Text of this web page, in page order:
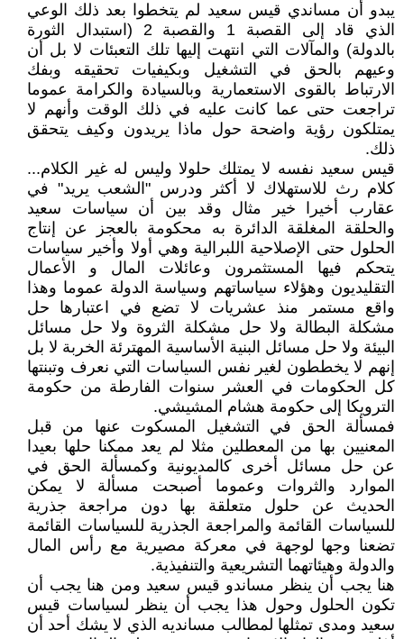
يبدو أن مساندي قيس سعيد لم يتخطوا بعد ذلك الوعي
الذي قاد إلى القصبة 1 والقصبة 2 (استبدال الثورة
بالدولة) والمآلات التي انتهت إليها تلك التعبئات لا بل أن
وعيهم بالحق في التشغيل وبكيفيات تحقيقه وبفك
الارتباط بالقوى الاستعمارية وبالسيادة والكرامة عموما
تراجعت حتى عما كانت عليه في ذلك الوقت وأنهم لا
يمتلكون رؤية واضحة حول ماذا يريدون وكيف يتحقق
ذلك.
قيس سعيد نفسه لا يمتلك حلولا وليس له غير الكلام...
كلام رث للاستهلاك لا أكثر ودرس "الشعب يريد" في
عقارب أخيرا خير مثال وقد بين أن سياسات سعيد
والحلقة المغلقة الدائرة به محكومة بالعجز عن إنتاج
الحلول حتى الإصلاحية اللبرالية وهي أولا وأخير سياسات
يتحكم فيها المستثمرون وعائلات المال و الأعمال
التقليديون وهؤلاء سياساتهم وسياسة الدولة عموما وهذا
واقع مستمر منذ عشريات لا تضع في اعتبارها حل
مشكلة البطالة ولا حل مشكلة الثروة ولا حل مسائل
البيئة ولا حل مسائل البنية الأساسية المهترئة الخربة لا بل
إنهم لا يخططون لغير نفس السياسات التي نعرف وتبنتها
كل الحكومات في العشر سنوات الفارطة من حكومة
الترويكا إلى حكومة هشام المشيشي.
فمسألة الحق في التشغيل المسكوت عنها من قبل
المعنيين بها من المعطلين مثلا لم يعد ممكنا حلها بعيدا
عن حل مسائل أخرى كالمديونية وكمسألة الحق في
الموارد والثروات وعموما أصبحت مسألة لا يمكن
الحديث عن حلول متعلقة بها دون مراجعة جذرية
للسياسات القائمة والمراجعة الجذرية للسياسات القائمة
تضعنا وجها لوجهة في معركة مصيرية مع رأس المال
والدولة وهيئاتهما التشريعية والتنفيذية.
هنا يجب أن ينظر مساندو قيس سعيد ومن هنا يجب أن
تكون الحلول وحول هذا يجب أن ينظر لسياسات قيس
سعيد ومدى تمثلها لمطالب مسانديه الذي لا يشك أحد أن